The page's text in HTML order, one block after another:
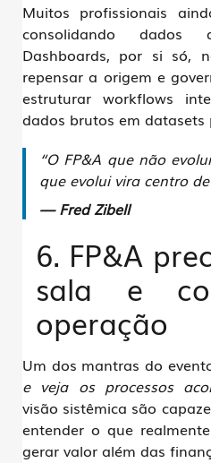
Muitos profissionais
consolidando dados
Dashboards, por si só,
repensar a origem e
estruturar workflows
dados brutos em datasets
“O FP&A que não
que evolui vira centro
— Fred Zibell
6. FP&A
sala e
operação
Um dos mantras do
e veja os processos
visão sistêmica são
entender o que
gerar valor além das